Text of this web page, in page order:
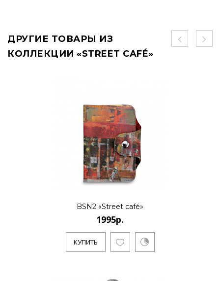
ДРУГИЕ ТОВАРЫ ИЗ
КОЛЛЕКЦИИ «STREET CAFÉ»
BSN2 «Street café»
1995р.
КУПИТЬ